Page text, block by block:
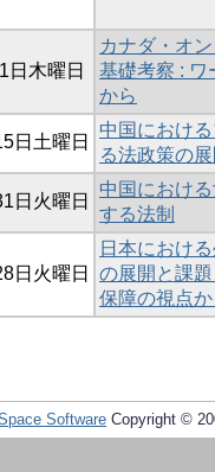
日木曜日
カナダ・オ
基礎考察 : ワ
から
日土曜日
中国におけ
る法政策の
日火曜日
中国におけ
する法制
日火曜日
日本におけ
の展開と課
保障の視点
Software Copyright ©